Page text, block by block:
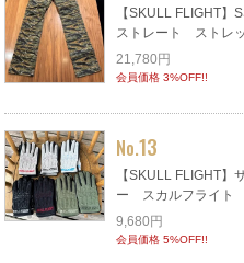
【SKULL FLIGHT
ストレート ストレ
21,780円
会員価格 3%OFF!!
No.13
【SKULL FLIGHT
ー スカルフライト
9,680円
会員価格 5%OFF!!